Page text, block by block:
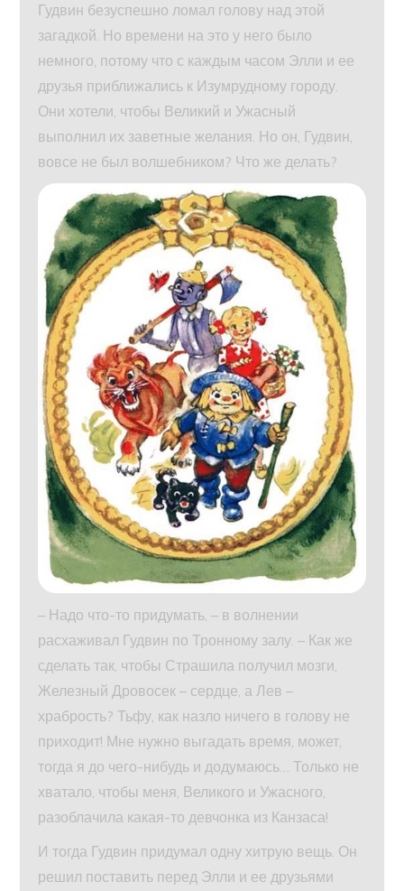
Гудвин безуспешно ломал голову над этой
загадкой. Но времени на это у него было
немного, потому что с каждым часом Элли и ее
друзья приближались к Изумрудному городу.
Они хотели, чтобы Великий и Ужасный
выполнил их заветные желания. Но он, Гудвин,
вовсе не был волшебником? Что же делать?
– Надо что-то придумать, – в волнении
расхаживал Гудвин по Тронному залу. – Как же
сделать так, чтобы Страшила получил мозги,
Железный Дровосек – сердце, а Лев –
храбрость? Тьфу, как назло ничего в голову не
приходит! Мне нужно выгадать время, может,
тогда я до чего-нибудь и додумаюсь… Только не
хватало, чтобы меня, Великого и Ужасного,
разоблачила какая-то девчонка из Канзаса!
И тогда Гудвин придумал одну хитрую вещь. Он
решил поставить перед Элли и ее друзьями